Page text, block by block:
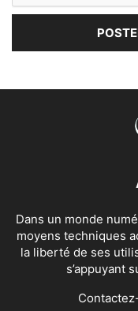
Dans un monde
moyens techniques
la liberté de ses
s’appuyant